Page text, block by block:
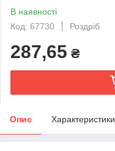
В наявності
Код: 67730
Роздріб
287,65 ₴
Опис Характеристики